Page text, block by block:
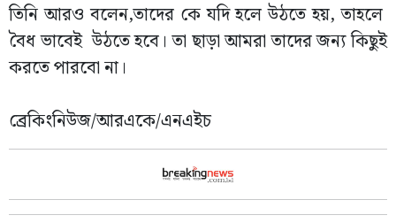
তিনি আরও বলেন,তাদের কে যদি হলে উঠতে হয়, তাহলে
বৈধ ভাবেই উঠতে হবে। তা ছাড়া আমরা তাদের জন্য কিছুই
করতে পারবো না।
ব্রেকিংনিউজ/আরএকে/এনএইচ